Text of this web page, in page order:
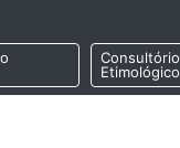
Consultório
Etimológico